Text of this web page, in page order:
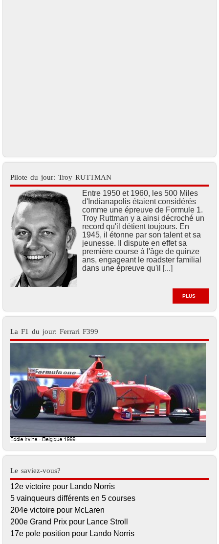
Pilote du jour: Troy RUTTMAN
Entre 1950 et 1960, les 500 Miles
d'Indianapolis étaient considérés
comme une épreuve de Formule 1.
Troy Ruttman y a ainsi décroché un
record qu'il détient toujours. En
1945, il étonne par son talent et sa
jeunesse. Il dispute en effet sa
première course à l'âge de quinze
ans, engageant le roadster familial
dans une épreuve qu'il [...]
PLUS
La F1 du jour: Ferrari F399
Le saviez-vous?
12e victoire pour Lando Norris
5 vainqueurs différents en 5 courses
204e victoire pour McLaren
200e Grand Prix pour Lance Stroll
17e pole position pour Lando Norris